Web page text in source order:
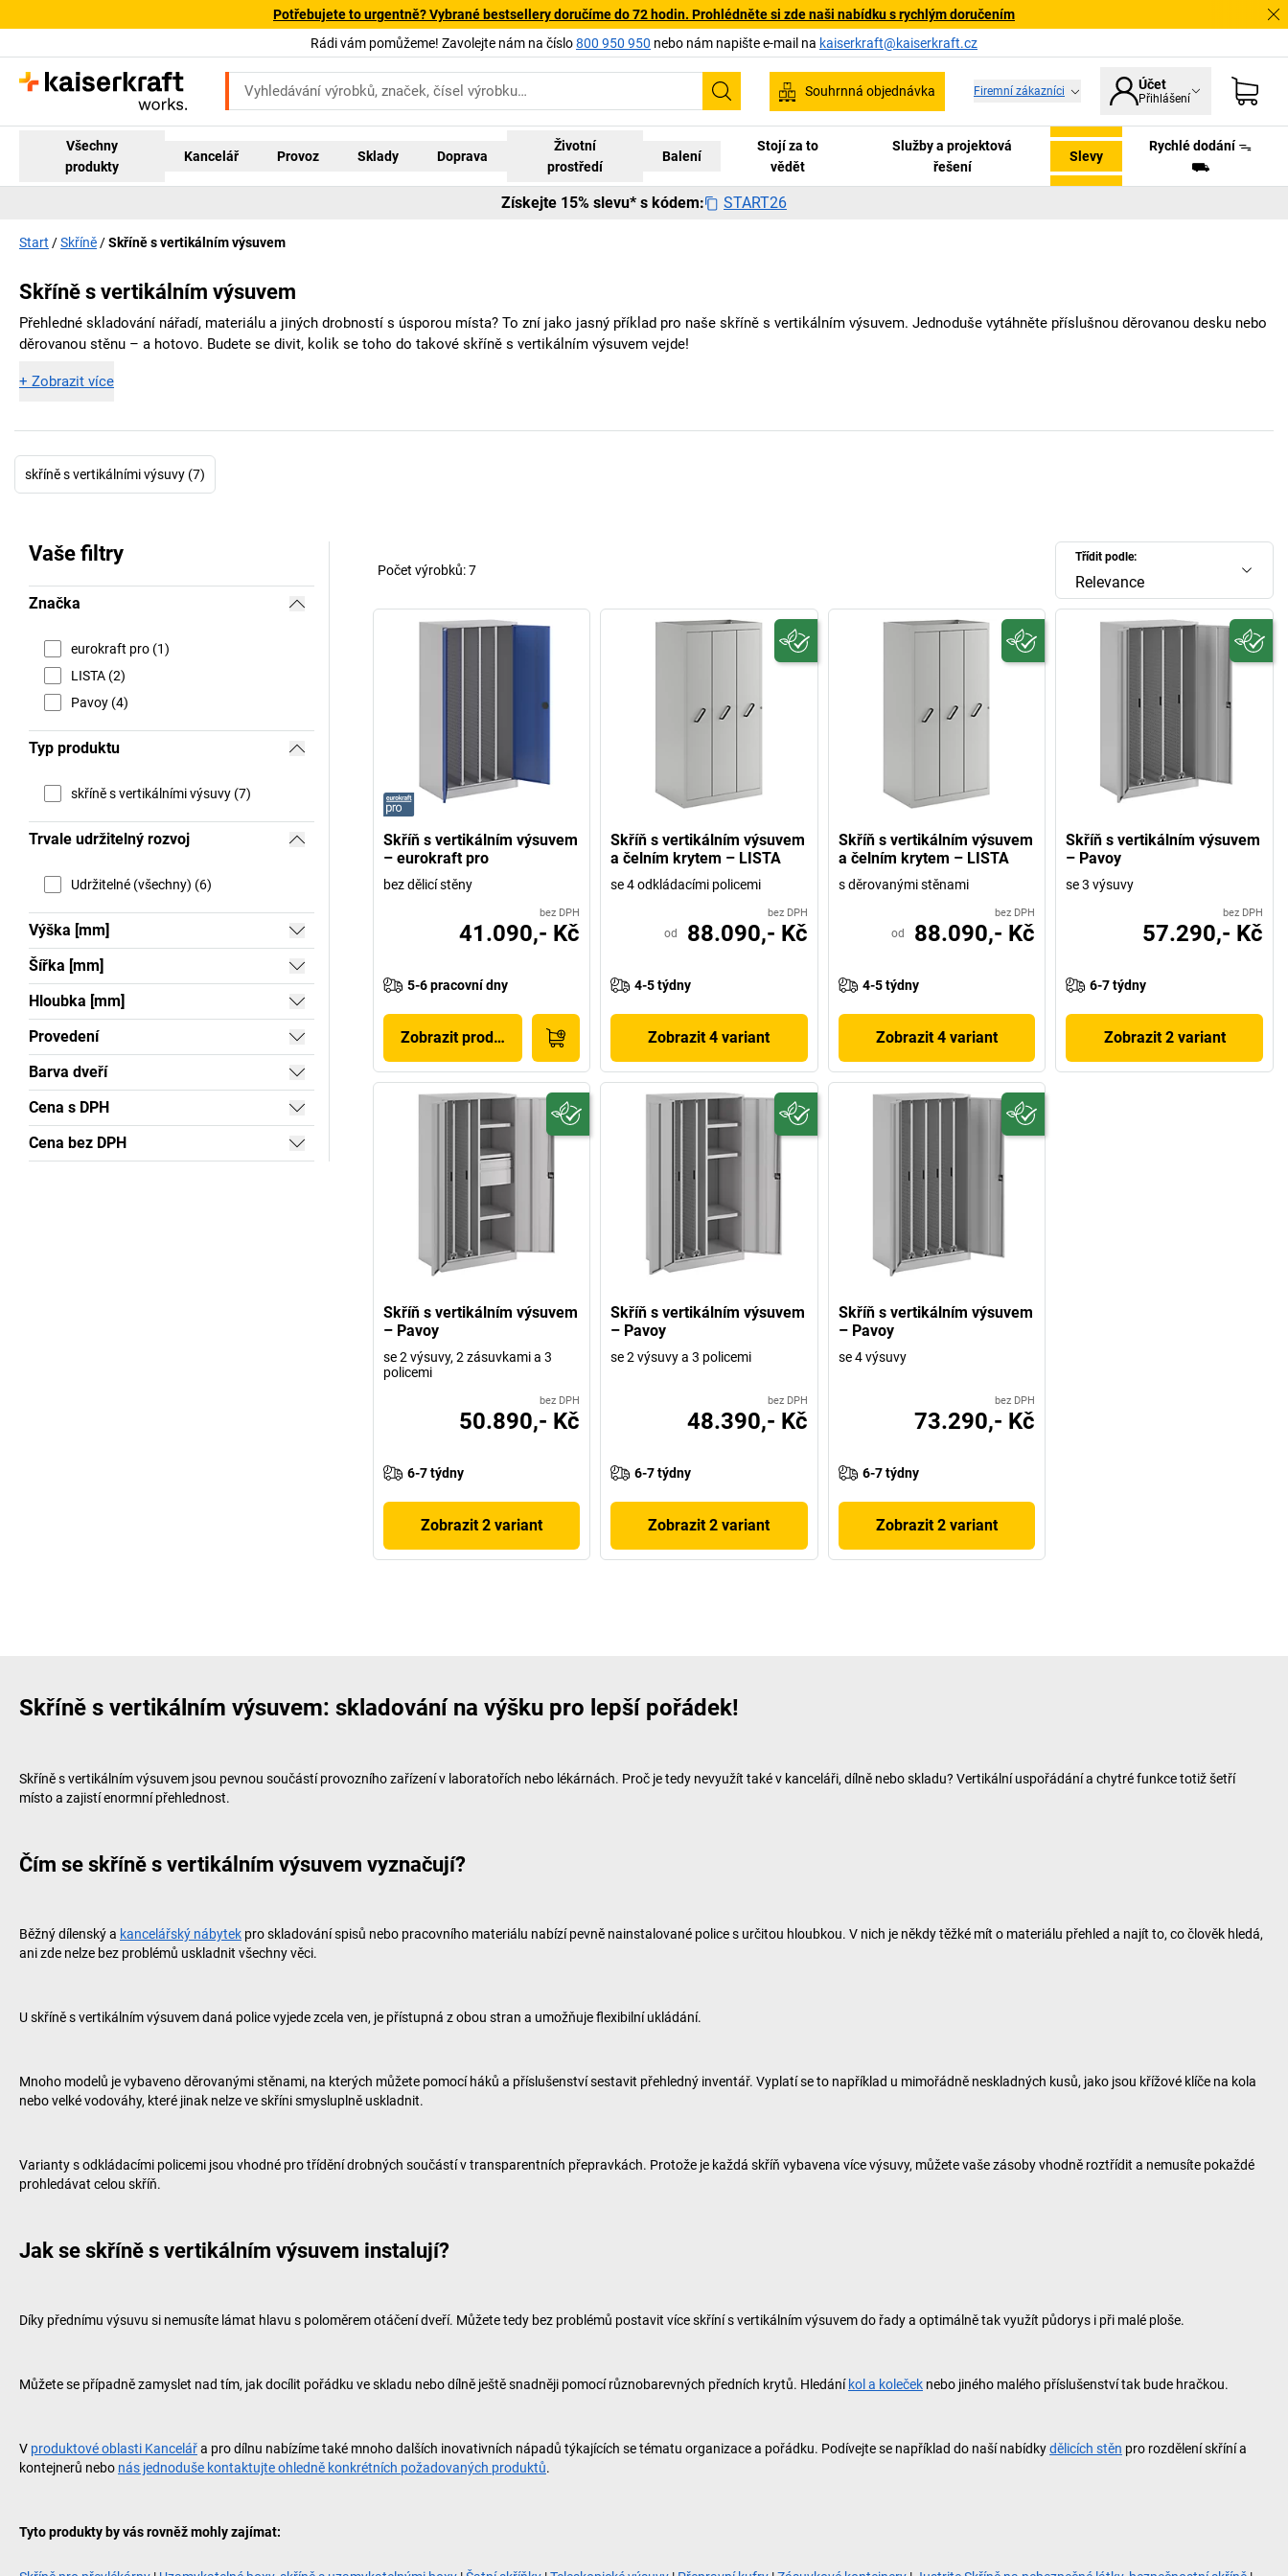
Potřebujete to urgentně? Vybrané bestsellery doručíme do 72 hodin. Prohlédněte si zde naši nabídku s rychlým doručením
Rádi vám pomůžeme! Zavolejte nám na číslo800 950 950 nebo nám napište e-mail na kaiserkraft@kaiserkraft.cz
Hledání
Souhrnná objednávka Firemní zákazníci Účet
Přihlášení
Všechny
produkty
Kancelář Provoz Sklady Doprava
Životní
prostředí
Balení
Stojí za to
vědět
Služby a projektová
řešení
Slevy
Rychlé dodání ᯓ
⛟
Získejte 15% slevu* s kódem: START26
Start Skříně Skříně s vertikálním výsuvem
Skříně s vertikálním výsuvem
Přehledné skladování nářadí, materiálu a jiných drobností s úsporou místa? To zní jako jasný příklad pro naše skříně s vertikálním výsuvem. Jednoduše vytáhněte příslušnou děrovanou desku nebo
děrovanou stěnu – a hotovo. Budete se divit, kolik se toho do takové skříně s vertikálním výsuvem vejde!
+ Zobrazit více
skříně s vertikálními výsuvy (7)
Vaše filtry
Značka
eurokraft pro (1)
LISTA (2)
Pavoy (4)
Typ produktu
skříně s vertikálními výsuvy (7)
Trvale udržitelný rozvoj
Udržitelné (všechny) (6)
Výška [mm]
Šířka [mm]
Hloubka [mm]
Provedení
Barva dveří
Cena s DPH
Cena bez DPH
Třídit podle:
Relevance
Počet výrobků:7
Skříň s vertikálním výsuvem
– eurokraft pro
bez dělicí stěny
bez DPH
41.090,- Kč
5-6 pracovní dny
Zobrazit produkt
Skříň s vertikálním výsuvem
a čelním krytem – LISTA
se 4 odkládacími policemi
bez DPH
od 88.090,- Kč
4-5 týdny
Zobrazit 4 variant
Skříň s vertikálním výsuvem
a čelním krytem – LISTA
s děrovanými stěnami
bez DPH
od 88.090,- Kč
4-5 týdny
Zobrazit 4 variant
Skříň s vertikálním výsuvem
– Pavoy
se 3 výsuvy
bez DPH
57.290,- Kč
6-7 týdny
Zobrazit 2 variant
Skříň s vertikálním výsuvem
– Pavoy
se 2 výsuvy, 2 zásuvkami a 3
policemi
bez DPH
50.890,- Kč
6-7 týdny
Zobrazit 2 variant
Skříň s vertikálním výsuvem
– Pavoy
se 2 výsuvy a 3 policemi
bez DPH
48.390,- Kč
6-7 týdny
Zobrazit 2 variant
Skříň s vertikálním výsuvem
– Pavoy
se 4 výsuvy
bez DPH
73.290,- Kč
6-7 týdny
Zobrazit 2 variant
Skříně s vertikálním výsuvem: skladování na výšku pro lepší pořádek!
Skříně s vertikálním výsuvem jsou pevnou součástí provozního zařízení v laboratořích nebo lékárnách. Proč je tedy nevyužít také v kanceláři, dílně nebo skladu? Vertikální uspořádání a chytré funkce totiž šetří
místo a zajistí enormní přehlednost.
Čím se skříně s vertikálním výsuvem vyznačují?
Běžný dílenský a kancelářský nábytek pro skladování spisů nebo pracovního materiálu nabízí pevně nainstalované police s určitou hloubkou. V nich je někdy těžké mít o materiálu přehled a najít to, co člověk hledá,
ani zde nelze bez problémů uskladnit všechny věci.
U skříně s vertikálním výsuvem daná police vyjede zcela ven, je přístupná z obou stran a umožňuje flexibilní ukládání.
Mnoho modelů je vybaveno děrovanými stěnami, na kterých můžete pomocí háků a příslušenství sestavit přehledný inventář. Vyplatí se to například u mimořádně neskladných kusů, jako jsou křížové klíče na kola
nebo velké vodováhy, které jinak nelze ve skříni smysluplně uskladnit.
Varianty s odkládacími policemi jsou vhodné pro třídění drobných součástí v transparentních přepravkách. Protože je každá skříň vybavena více výsuvy, můžete vaše zásoby vhodně roztřídit a nemusíte pokaždé
prohledávat celou skříň.
Jak se skříně s vertikálním výsuvem instalují?
Díky přednímu výsuvu si nemusíte lámat hlavu s poloměrem otáčení dveří. Můžete tedy bez problémů postavit více skříní s vertikálním výsuvem do řady a optimálně tak využít půdorys i při malé ploše.
Můžete se případně zamyslet nad tím, jak docílit pořádku ve skladu nebo dílně ještě snadněji pomocí různobarevných předních krytů. Hledání kol a koleček nebo jiného malého příslušenství tak bude hračkou.
V produktové oblasti Kancelářa pro dílnu nabízíme také mnoho dalších inovativních nápadů týkajících se tématu organizace a pořádku. Podívejte se například do naší nabídkydělicích stěn pro rozdělení skříní a
kontejnerů nebo nás jednoduše kontaktujte ohledně konkrétních požadovaných produktů.
Tyto produkty by vás rovněž mohly zajímat: